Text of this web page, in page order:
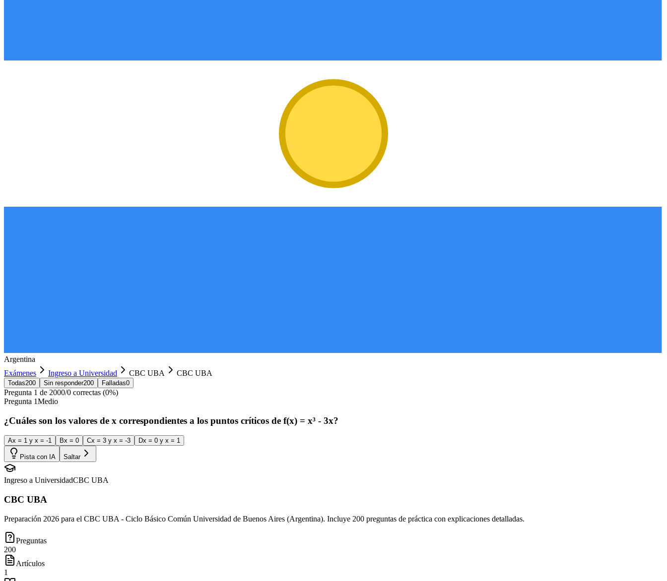
Argentina
Exámenes
Ingreso a Universidad CBC UBA CBC UBA
Todas200 Sin responder200 Falladas0
Pregunta 1 de 2000/0 correctas (0%)
Pregunta 1Medio
¿Cuáles son los valores de x correspondientes a los puntos críticos de f(x) = x³ - 3x?
Ax = 1 y x = -1 Bx = 0 Cx = 3 y x = -3 Dx = 0 y x = 1
Pista con IA Saltar
Ingreso a UniversidadCBC UBA
CBC UBA
Preparación 2026 para el CBC UBA - Ciclo Básico Común Universidad de Buenos Aires (Argentina). Incluye 200 preguntas de práctica con explicaciones detalladas.
Preguntas
200
Artículos
1